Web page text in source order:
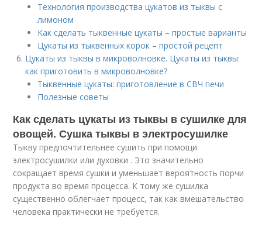
Технология производства цукатов из тыквы с
лимоном
Как сделать тыквенные цукаты – простые варианты
Цукаты из тыквенных корок – простой рецепт
Цукаты из тыквы в микроволновке. Цукаты из тыквы:
как приготовить в микроволновке?
Тыквенные цукаты: приготовление в СВЧ печи
Полезные советы
Как сделать цукаты из тыквы в сушилке для
овощей. Сушка тыквы в электросушилке
Тыкву предпочтительнее сушить при помощи
электросушилки или духовки . Это значительно
сокращает время сушки и уменьшает вероятность порчи
продукта во время процесса. К тому же сушилка
существенно облегчает процесс, так как вмешательство
человека практически не требуется.